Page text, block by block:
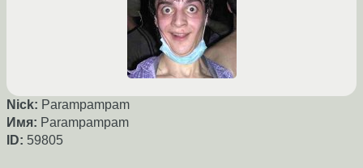
Nick: Parampampam
Имя: Parampampam
ID: 59805